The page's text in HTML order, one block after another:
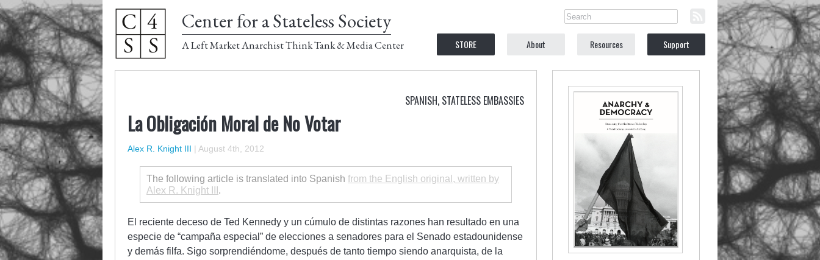
Center for a Stateless Society
A Left Market Anarchist Think Tank & Media Center STORE About Resources Support
SPANISH, STATELESS EMBASSIES
La Obligación Moral de No Votar
Alex R. Knight III | August 4th, 2012
The following article is translated into Spanish from the English original, written by
Alex R. Knight III .
El reciente deceso de Ted Kennedy y un cúmulo de distintas razones han resultado en una
especie de “campaña especial” de elecciones a senadores para el Senado estadounidense
y demás filfa. Sigo sorprendiéndome, después de tanto tiempo siendo anarquista, de la